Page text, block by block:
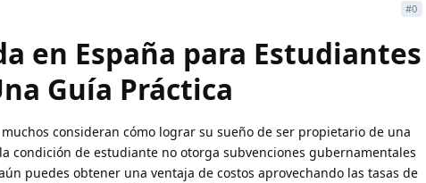
#0
en España para Estudiantes
Guía Práctica
consideran cómo lograr su sueño de ser propietario de una
condición de estudiante no otorga subvenciones gubernamentales
puedes obtener una ventaja de costos aprovechando las tasas de